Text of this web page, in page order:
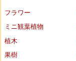
フラワー
ミニ観葉植物
植木
果樹